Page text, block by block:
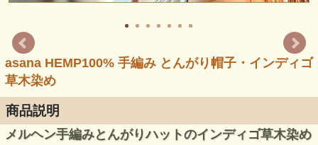
asana HEMP100% 手編み とんがり帽子・インディゴ
草木染め
商品説明
メルヘン手編みとんがりハットのインディゴ草木染め